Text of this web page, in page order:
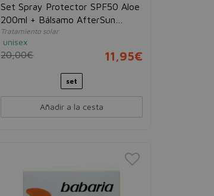
Set Spray Protector SPF50 Aloe
200ml + Bálsamo AfterSun
Efecto Hielo 100ml
Tratamiento solar
unisex
20,00€ 11,95€
set
Añadir a la cesta